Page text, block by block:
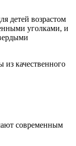
детей возрастом
уголками, и
качественного
современным